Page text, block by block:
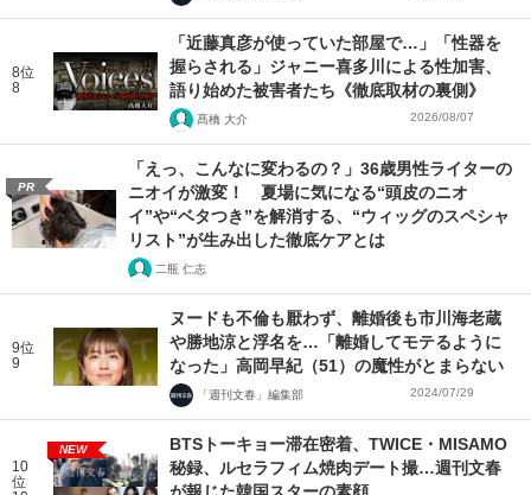
8位
8
「近藤真彦が使っていた部屋で…」「性器を
握らされる」ジャニー喜多川による性加害、
語り始めた被害者たち《徹底取材の裏側》
髙橋 大介 2026/08/07
PR
「えっ、こんなに変わるの？」36歳男性ライターの
ニオイが激変！ 夏場に気になる“頭皮のニオ
イ”や“ベタつき”を解消する、“ウィッグのスペシャ
リスト”が生み出した徹底ケアとは
二瓶 仁志
9位
9
ヌードも不倫も厭わず、離婚後も市川海老蔵
や勝地涼と浮名を…「離婚してモテるように
なった」高岡早紀（51）の魔性がとまらない
「週刊文春」編集部 2024/07/29
10
位
NEW
BTSトーキョー滞在密着、TWICE・MISAMO
秘録、ルセラフィム焼肉デート撮…週刊文春